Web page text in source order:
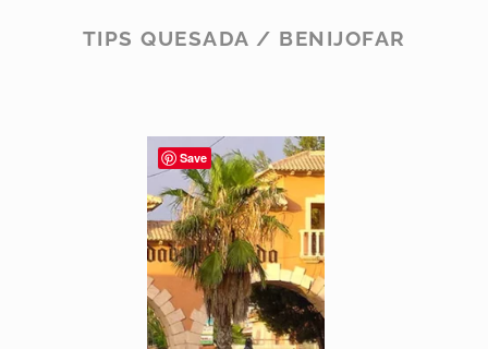
TIPS QUESADA / BENIJOFAR
Save